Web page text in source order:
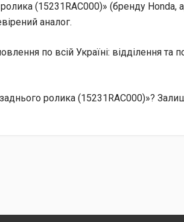
(15231RAC000)» (бренду
аналог.
по всій Україні: відділення
ролика (15231RAC000)»?